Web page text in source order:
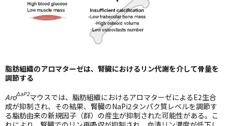
脂肪組織のアロマターゼは、腎臓におけるリン代謝を介して骨量を
調節する
AroΔaP2マウスでは、脂肪組織におけるアロマターゼによるE2生合
成が抑制され、その結果、腎臓のNaPi2タンパク質レベルを調節す
る脂肪由来の新規因子（群）の産生が抑制された可能性がある。こ